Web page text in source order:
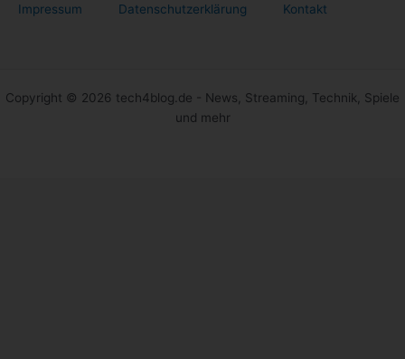
Impressum Datenschutzerklärung Kontakt
Copyright © 2026 tech4blog.de - News, Streaming, Technik, Spiele
und mehr